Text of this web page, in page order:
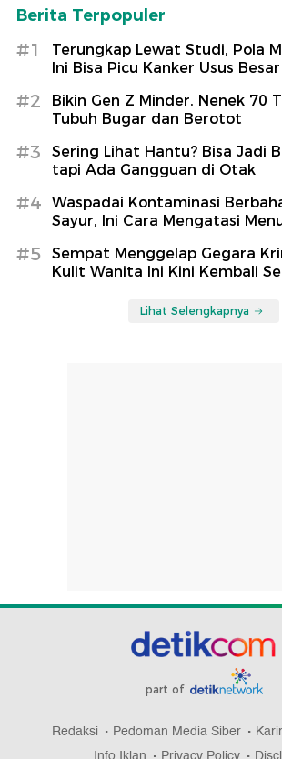
Berita Terpopuler
#1
Terungkap Lewat Studi, Pola
Ini Bisa Picu Kanker Usus Besar
#2
Bikin Gen Z Minder, Nenek 70
Tubuh Bugar dan Berotot
#3
Sering Lihat Hantu? Bisa Jadi
tapi Ada Gangguan di Otak
#4
Waspadai Kontaminasi
Sayur, Ini Cara Mengatasi
#5
Sempat Menggelap Gegara
Kulit Wanita Ini Kini Kembali
Lihat Selengkapnya
part of
Redaksi Pedoman Media Siber Karir